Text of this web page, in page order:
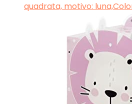
quadrata, motivo: